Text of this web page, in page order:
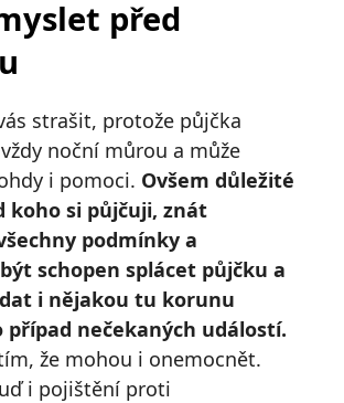
před
strašit, protože půjčka
noční můrou a může
i pomoci. Ovšem důležité
koho si půjčuji, znát
podmínky a
schopen splácet půjčku a
i nějakou tu korunu
případ nečekaných událostí.
že mohou i onemocnět.
i pojištění proti